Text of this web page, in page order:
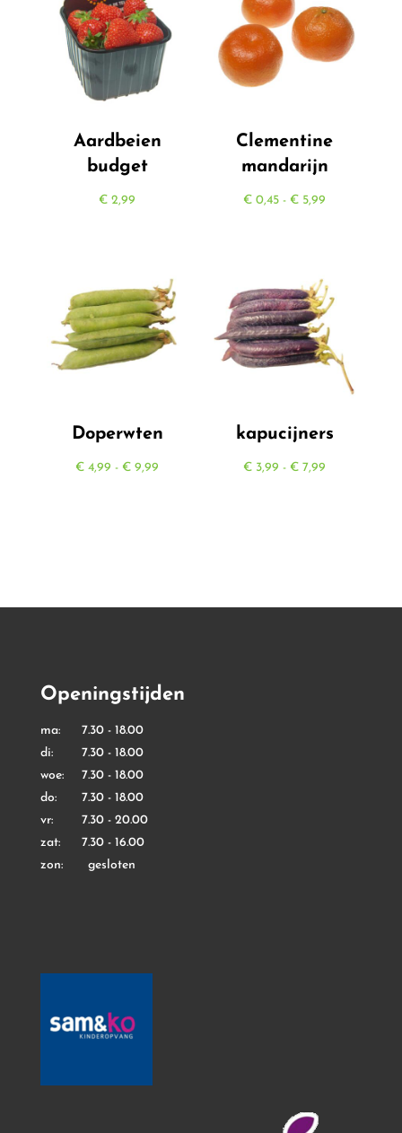
Aardbeien
budget
€ 2,99
Clementine
mandarijn
€ 0,45 - € 5,99
Doperwten
€ 4,99 - € 9,99
kapucijners
€ 3,99 - € 7,99
Openingstijden
ma: 7.30 - 18.00
di: 7.30 - 18.00
woe: 7.30 - 18.00
do: 7.30 - 18.00
vr: 7.30 - 20.00
zat: 7.30 - 16.00
zon: gesloten